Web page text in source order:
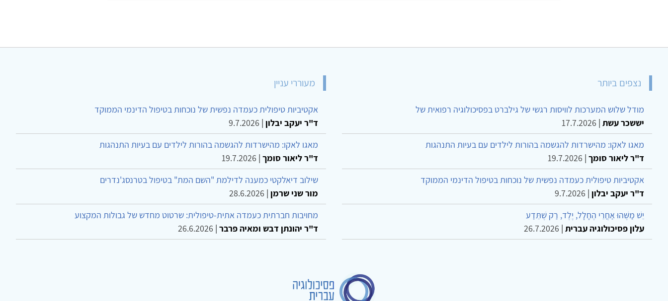
נצפים ביותר
מודל שלוש המערכות לוויסות רגשי של גילברט בפסיכולוגיה רפואית של
יששכר עשת |
17.7.2026
מאגו לאקו: מהישרדות להגשמה בהורות לילדים עם בעיות התנהגות
ד"ר ליאור סומך |
19.7.2026
אקטיביות טיפולית כעמדה נפשית של נוכחות בטיפול הדינמי הממוקד
ד"ר יעקב יבלון |
9.7.2026
יֵשׁ מַשֶּׁהוּ אַחֲרֵי הֶחָלָל, יֶלֶד, רַק שֶׁתֵּדַע
עלון פסיכולוגיה עברית |
26.7.2026
מעוררי עניין
אקטיביות טיפולית כעמדה נפשית של נוכחות בטיפול הדינמי הממוקד
ד"ר יעקב יבלון |
9.7.2026
מאגו לאקו: מהישרדות להגשמה בהורות לילדים עם בעיות התנהגות
ד"ר ליאור סומך |
19.7.2026
שילוב דיאלקטי כמענה לדילמת "השם המת" בטיפול בטרנסג'נדרים
מור שני שרמן |
28.6.2026
מחויבות חברתית כעמדה אתית-טיפולית: שרטוט מחדש של גבולות המקצוע
ד"ר יהונתן דבש ומאיה פרבר |
26.6.2026